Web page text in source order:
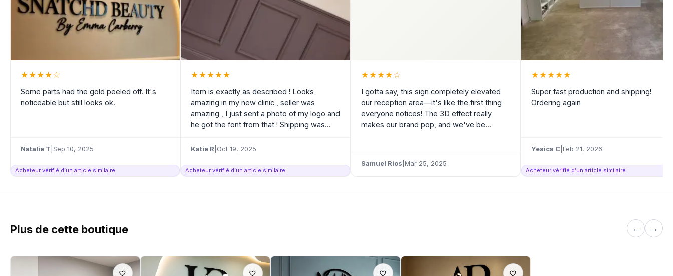
★★★★☆
Some parts had the gold peeled off. It's
noticeable but still looks ok.
Natalie T Sep 10, 2025
Acheteur vérifié d’un article similaire
★★★★★
Item is exactly as described ! Looks
amazing in my new clinic , seller was
amazing , I just sent a photo of my logo and
he got the font from that ! Shipping was...
Katie R Oct 19, 2025
Acheteur vérifié d’un article similaire
★★★★☆
I gotta say, this sign completely elevated
our reception area—it's like the first thing
everyone notices! The 3D effect really
makes our brand pop, and we've be...
Samuel Rios Mar 25, 2025
★★★★★
Super fast production and shipping!
Ordering again
Yesica C Feb 21, 2026
Acheteur vérifié d’un article similaire
Plus de cette boutique ← →